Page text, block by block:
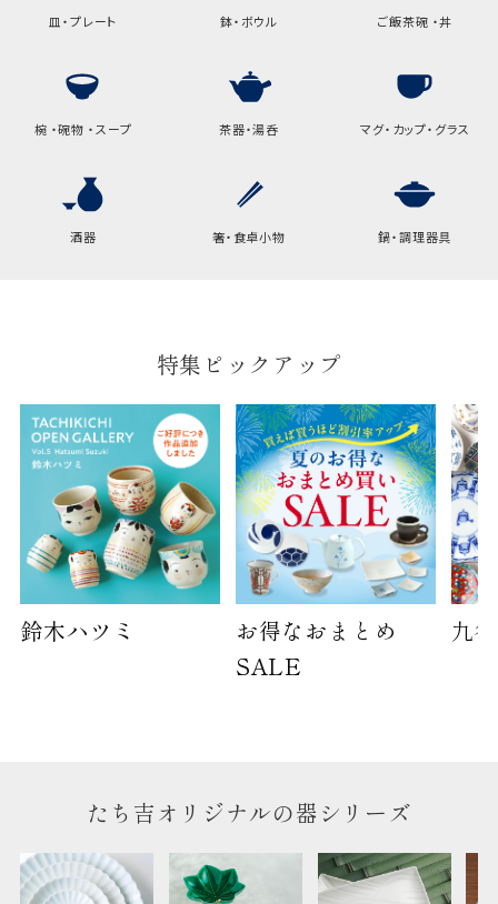
幅
14cm
※犬猫時計には、手提袋をお付けできません
のしについて
のしについてはこちらをご覧ください
皿・プレート 鉢・ボウル ご飯茶碗 ・丼
椀 ・碗物 ・スープ 茶器・湯呑 マグ・カップ・グラス
酒器 箸・食卓小物 鍋・調理器具
特集ピックアップ
鈴木ハツミ
お得なおまとめ
SALE
九
たち吉オリジナルの器シリーズ